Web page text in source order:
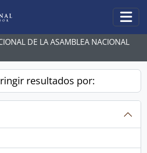
DE LA ASAMBLEA NACIONAL
resultados por: